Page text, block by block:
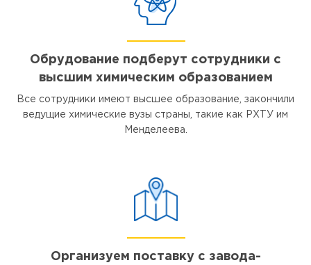
Обрудование подберут сотрудники с
высшим химическим образованием
Все сотрудники имеют высшее образование, закончили
ведущие химические вузы страны, такие как РХТУ им
Менделеева.
Организуем поставку с завода-